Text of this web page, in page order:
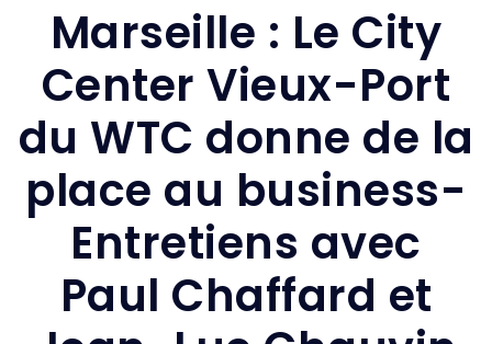
Marseille : Le City
Center Vieux-Port
du WTC donne de la
place au business-
Entretiens avec
Paul Chaffard et